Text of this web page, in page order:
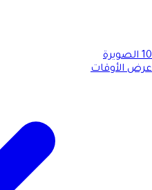
10 الصويرة
عرض الأوقات